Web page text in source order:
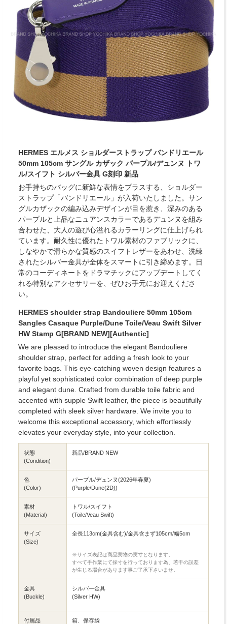
HERMES エルメス ショルダーストラップ バンドリエール
50mm 105cm サングル カザック パープル/デュンヌ トワ
ル/スイフト シルバー金具 G刻印 新品
お手持ちのバッグに新鮮な表情をプラスする、ショルダー
ストラップ「バンドリエール」が入荷いたしました。サン
グルカザックの編み込みデザインが目を惹き、深みのある
パープルと上品なニュアンスカラーであるデュンヌを組み
合わせた、大人の遊び心溢れるカラーリングに仕上げられ
ています。耐久性に優れたトワル素材のファブリックに、
しなやかで滑らかな質感のスイフトレザーをあわせ、洗練
されたシルバー金具が全体をスマートに引き締めます。日
常のコーディネートをドラマチックにアップデートしてく
れる特別なアクセサリーを、ぜひお手元にお迎えくださ
い。
HERMES shoulder strap Bandouliere 50mm 105cm
Sangles Casaque Purple/Dune Toile/Veau Swift Silver
HW Stamp G[BRAND NEW][Authentic]
We are pleased to introduce the elegant Bandouliere
shoulder strap, perfect for adding a fresh look to your
favorite bags. This eye-catching woven design features a
playful yet sophisticated color combination of deep purple
and elegant dune. Crafted from durable toile fabric and
accented with supple Swift leather, the piece is beautifully
completed with sleek silver hardware. We invite you to
welcome this exceptional accessory, which effortlessly
elevates your everyday style, into your collection.
状態
(Condition)
新品/BRAND NEW
色
(Color)
パープル/デュンヌ(2026年春夏)
(Purple/Dune(2D))
素材
(Material)
トワル/スイフト
(Toile/Veau Swift)
サイズ
(Size)
全長113cm(金具含む)/金具含まず105cm/幅5cm
※サイズ表記は商品実物の実寸となります。
すべて手作業にて採寸を行っております為、若干の誤差
が生じる場合があります事ご了承下さいませ。
金具
(Buckle)
シルバー金具
(Silver HW)
付属品
箱、保存袋